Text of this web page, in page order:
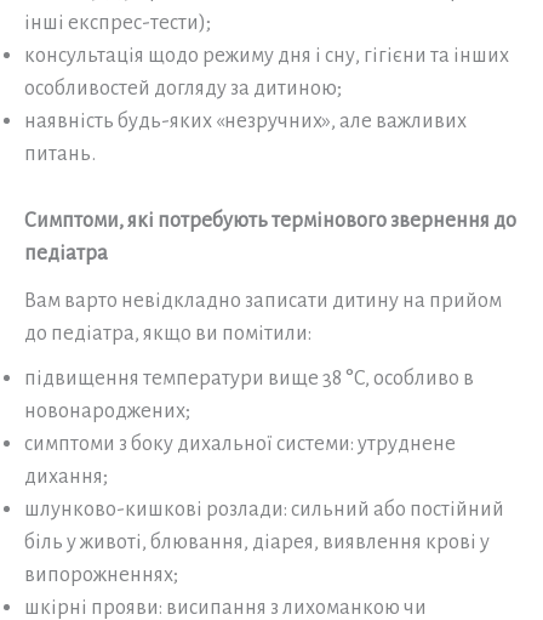
інші експрес-тести);
консультація щодо режиму дня і сну, гігієни та інших
особливостей догляду за дитиною;
наявність будь-яких «незручних», але важливих
питань.
Симптоми, які потребують термінового звернення до
педіатра
Вам варто невідкладно записати дитину на прийом
до педіатра, якщо ви помітили:
підвищення температури вище 38 °C, особливо в
новонароджених;
симптоми з боку дихальної системи: утруднене
дихання;
шлунково-кишкові розлади: сильний або постійний
біль у животі, блювання, діарея, виявлення крові у
випорожненнях;
шкірні прояви: висипання з лихоманкою чи